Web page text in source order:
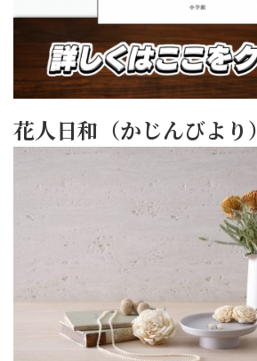
花人日和（かじんびより）